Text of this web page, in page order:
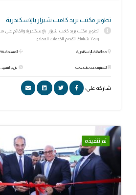
تطوير مكتب بريد كامب شيزار بالإسكندرية
وبه 7 شبابيك لتقديم الخدمات للعملاء.
محافظة: الإسكندرية
التصنيف: خدمات عامة
المساحة: 96م2 مربع
تاريخ التنفيذ: أغسطس ٢٠١٧
شاركه علي:
تم تنفيذه